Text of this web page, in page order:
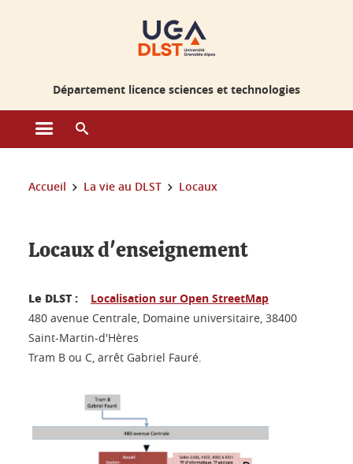
Département licence sciences et technologies
Ouvrir le menu principal
Vous êtes ici :
Accueil La vie au DLST Locaux
Locaux d'enseignement
Le DLST : Localisation sur Open StreetMap
480 avenue Centrale, Domaine universitaire, 38400
Saint-Martin-d'Hères
Tram B ou C, arrêt Gabriel Fauré.